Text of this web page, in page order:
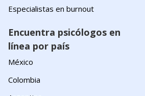
Especialistas en burnout
Encuentra psicólogos en
línea por país
México
Colombia